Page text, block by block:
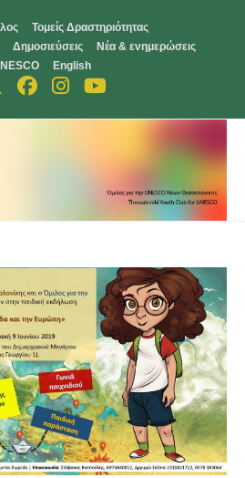
Τομείς Δραστηριότητας
Δημοσιεύσεις
Νέα & ενημερώσεις
English